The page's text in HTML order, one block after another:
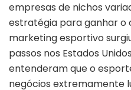
empresas de nichos
estratégia para ganhar o
marketing esportivo
passos nos Estados
entenderam que o
negócios extremamente